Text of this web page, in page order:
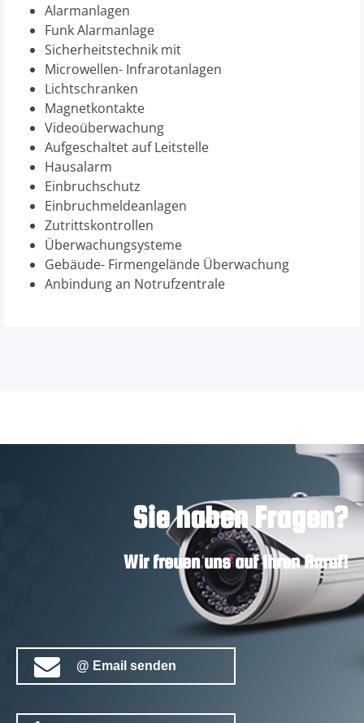
Alarmanlagen
Funk Alarmanlage
Sicherheitstechnik mit
Microwellen- Infrarotanlagen
Lichtschranken
Magnetkontakte
Videoüberwachung
Aufgeschaltet auf Leitstelle
Hausalarm
Einbruchschutz
Einbruchmeldeanlagen
Zutrittskontrollen
Überwachungsysteme
Gebäude- Firmengelände Überwachung
Anbindung an Notrufzentrale
Sie haben Fragen?
Wir freuen uns auf Ihren Anruf!
@ Email senden